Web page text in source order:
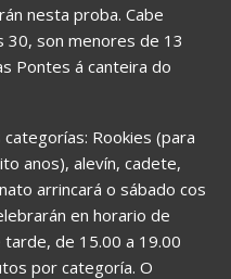
nesta proba. Cabe
30, son menores de 13
Pontes á canteira do
Rookies (para
anos), alevín, cadete,
arrincará o sábado cos
en horario de
de 15.00 a 19.00
por categoría. O